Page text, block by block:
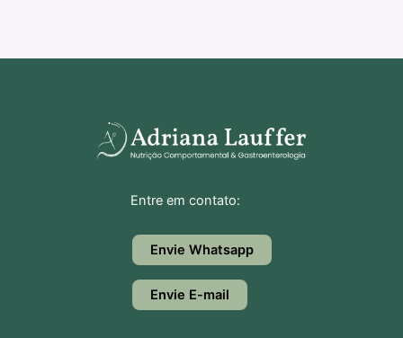
Entre em contato:
Envie Whatsapp
Envie E-mail